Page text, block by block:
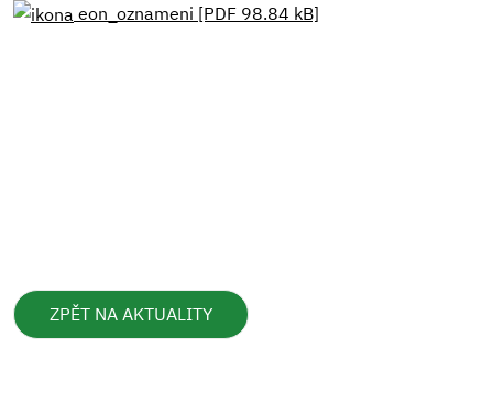
eon_oznameni [PDF 98.84 kB]
ZPĚT NA AKTUALITY